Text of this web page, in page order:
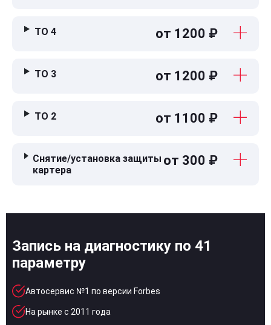
ТО 4 от 1200 ₽
ТО 3 от 1200 ₽
ТО 2 от 1100 ₽
Снятие/установка защиты
картера
от 300 ₽
Запись на диагностику по 41
параметру
Автосервис №1 по версии Forbes
На рынке с 2011 года